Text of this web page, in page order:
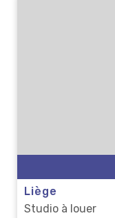
Liège
Studio à louer